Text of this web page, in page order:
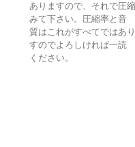
ありますので、それで圧
みて下さい。圧縮率と音
質はこれがすべてではあ
すのでよろしければ一読
ください。